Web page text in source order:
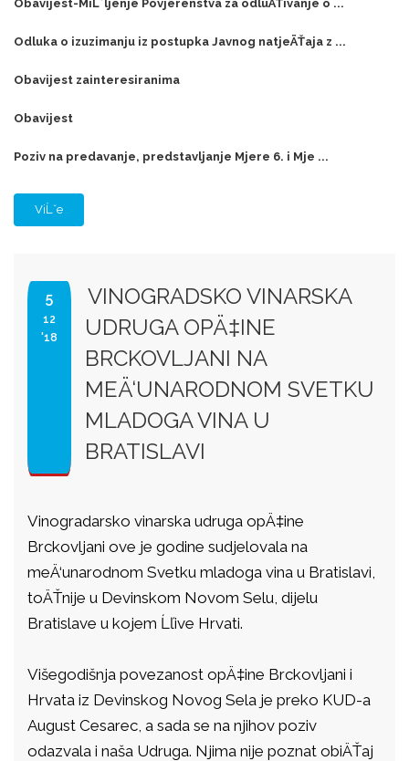
Obavijest-MiĹˇljenje Povjerenstva za odluÄŤivanje o ...
Odluka o izuzimanju iz postupka Javnog natjeÄŤaja z ...
Obavijest zainteresiranima
Obavijest
Poziv na predavanje, predstavljanje Mjere 6. i Mje ...
ViĹˇe
5
12
'18
VINOGRADSKO VINARSKA
UDRUGA OPÄ‡INE
BRCKOVLJANI NA
MEÄ‘UNARODNOM SVETKU
MLADOGA VINA U
BRATISLAVI
Vinogradarsko vinarska udruga opÄ‡ine
Brckovljani ove je godine sudjelovala na
meÄ‘unarodnom Svetku mladoga vina u Bratislavi,
toÄŤnije u Devinskom Novom Selu, dijelu
Bratislave u kojem Ĺľive Hrvati.
Višegodišnja povezanost opÄ‡ine Brckovljani i
Hrvata iz Devinskog Novog Sela je preko KUD-a
August Cesarec, a sada se na njihov poziv
odazvala i naša Udruga. Njima nije poznat obiÄŤaj